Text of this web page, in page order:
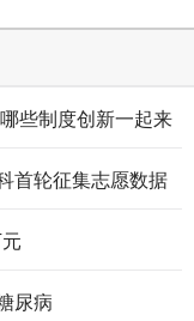
些制度创新一起来
首轮征集志愿数据
尿病